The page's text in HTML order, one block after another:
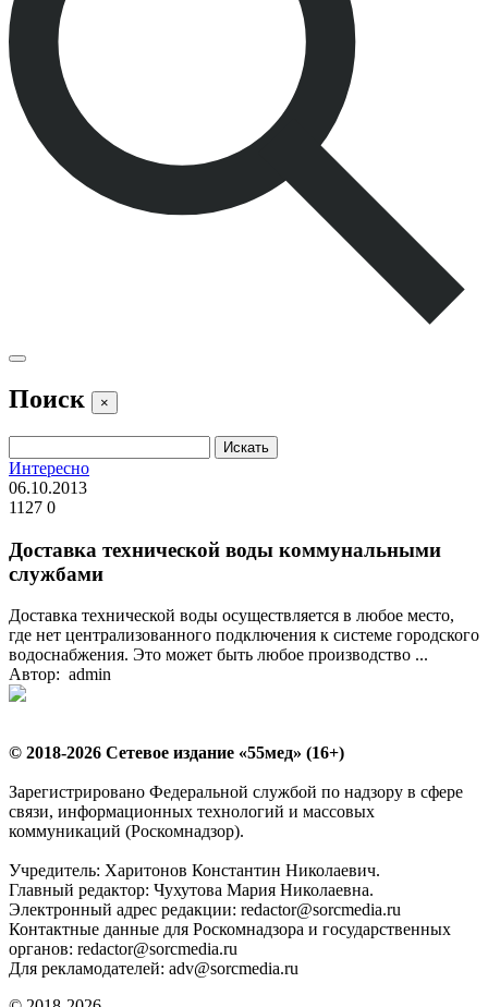
Поиск ×
Интересно
06.10.2013
1127 0
Доставка технической воды коммунальными
службами
Доставка технической воды осуществляется в любое место,
где нет централизованного подключения к системе городского
водоснабжения. Это может быть любое производство ...
Автор: admin
© 2018-2026 Сетевое издание «55мед» (16+)
Зарегистрировано Федеральной службой по надзору в сфере
связи, информационных технологий и массовых
коммуникаций (Роскомнадзор).
Учредитель: Харитонов Константин Николаевич.
Главный редактор: Чухутова Мария Николаевна.
Электронный адрес редакции: redactor@sorcmedia.ru
Контактные данные для Роскомнадзора и государственных
органов: redactor@sorcmedia.ru
Для рекламодателей: adv@sorcmedia.ru